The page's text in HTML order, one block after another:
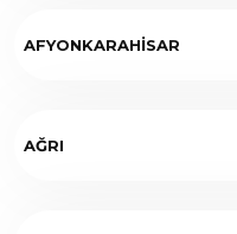
AFYONKARAHİSAR
AĞRI